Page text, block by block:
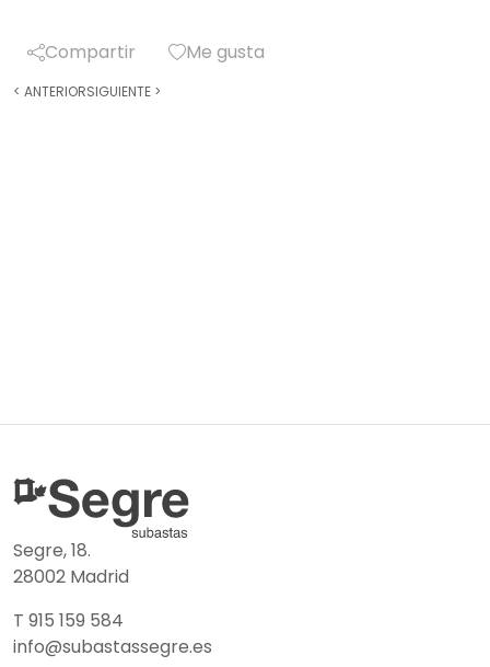
Compartir Me gusta
< ANTERIORSIGUIENTE >
Segre, 18.
28002 Madrid
T 915 159 584
info@subastassegre.es